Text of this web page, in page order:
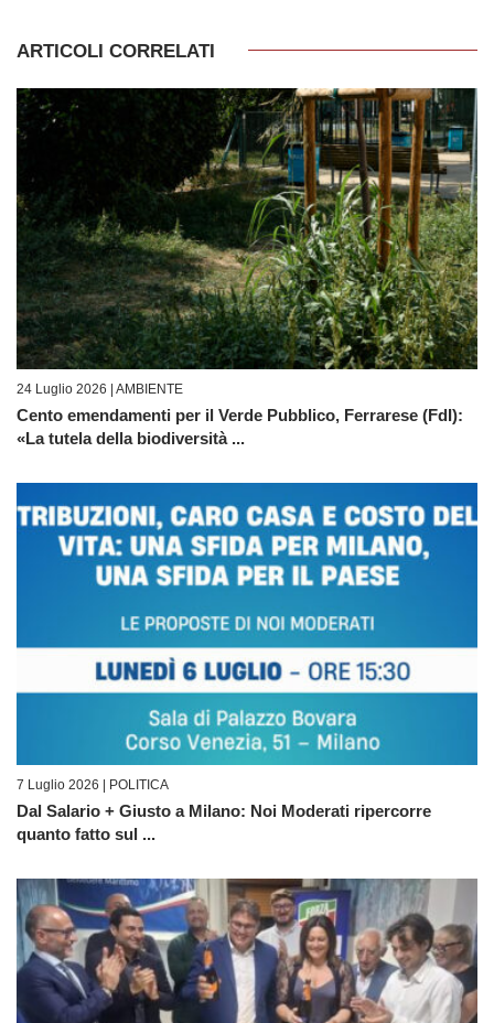
ARTICOLI CORRELATI
24 Luglio 2026 | AMBIENTE
Cento emendamenti per il Verde Pubblico, Ferrarese (FdI):
«La tutela della biodiversità ...
7 Luglio 2026 | POLITICA
Dal Salario + Giusto a Milano: Noi Moderati ripercorre
quanto fatto sul ...